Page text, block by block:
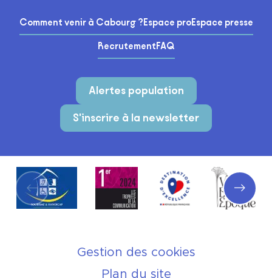
Comment venir à Cabourg ?Espace proEspace presse
RecrutementFAQ
Alertes population
S'inscrire à la newsletter
Partenaires
Gestion des cookies
Plan du site